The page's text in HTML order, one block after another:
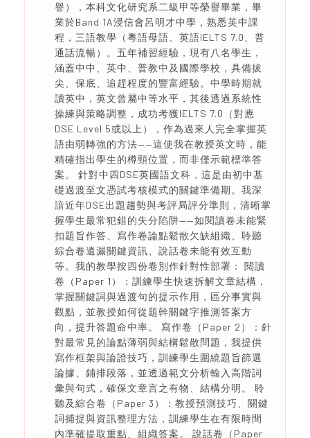
譽），本科文化研究系二級甲等榮譽畢業，畢
業於Band 1A浸信會呂明才中學，熟悉英中課
程，三語教學（粵語母語、英語IELTS 7.0、普
通話流暢）。五年補習經驗，現有八名學生，
涵蓋中中、英中、普教中及國際學校，具備拔
尖、保底、追趕程度的豐富經驗。中學時期就
讀英中，英文曾屬中等水平，其後透過系統性
操練與策略調整，成功考獲IELTS 7.0（對應
DSE Level 5或以上），作為過來人完全掌握英
語由弱轉強的方法——這使我在教授英文時，能
精確指出學生的樽頸位置，而非僅示範標準答
案。 針對中四DSE英國語文科，這是由初中基
礎過渡至文憑試考核模式的關鍵準備期。我深
諳近年DSE出題趨勢與考評局評分準則，清晰掌
握學生最常犯錯的失分陷阱——如閱讀卷未能緊
扣題旨作答、寫作卷論點鬆散欠缺組織、聆聽
綜合卷遺漏關鍵資訊、說話卷未能有效互動
等。我的教學按四份卷別作針對性部署： 閱讀
卷（Paper 1）：訓練學生快速拆解文章結構，
掌握關鍵詞與過渡句的提示作用，區分事實與
觀點，並教授如何從題幹關鍵字推測答案方
向，提升答題命中率。 寫作卷（Paper 2）：針
對最常見的論點薄弱與結構鬆散問題，我提供
寫作框架與論證技巧，訓練學生圍繞題旨篩選
論據、鋪排段落，並透過範文分析輸入高階詞
彙與句式，確保文章言之有物、結構分明。 聆
聽及綜合卷（Paper 3）：教授預測技巧、關鍵
詞捕捉與資訊整理方法，訓練學生在有限時間
內準確提取重點、組織答案。 說話卷（Paper